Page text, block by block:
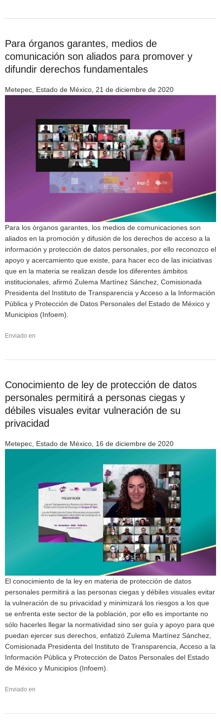
Para órganos garantes, medios de
comunicación son aliados para promover y
difundir derechos fundamentales
Metepec, Estado de México, 21 de diciembre de 2020
Para los órganos garantes, los medios de comunicaciones son
aliados en la promoción y difusión de los derechos de acceso a la
información y protección de datos personales, por ello reconozco el
apoyo y acercamiento que existe, para hacer eco de las iniciativas
que en la materia se realizan desde los diferentes ámbitos
institucionales, afirmó Zulema Martínez Sánchez, Comisionada
Presidenta del Instituto de Transparencia y Acceso a la Información
Pública y Protección de Datos Personales del Estado de México y
Municipios (Infoem).
Enviado en
Conocimiento de ley de protección de datos
personales permitirá a personas ciegas y
débiles visuales evitar vulneración de su
privacidad
Metepec, Estado de México, 16 de diciembre de 2020
El conocimiento de la ley en materia de protección de datos
personales permitirá a las personas ciegas y débiles visuales evitar
la vulneración de su privacidad y minimizará los riesgos a los que
se enfrenta este sector de la población, por ello es importante no
sólo hacerles llegar la normatividad sino ser guía y apoyo para que
puedan ejercer sus derechos, enfatizó Zulema Martínez Sánchez,
Comisionada Presidenta del Instituto de Transparencia, Acceso a la
Información Pública y Protección de Datos Personales del Estado
de México y Municipios (Infoem).
Enviado en